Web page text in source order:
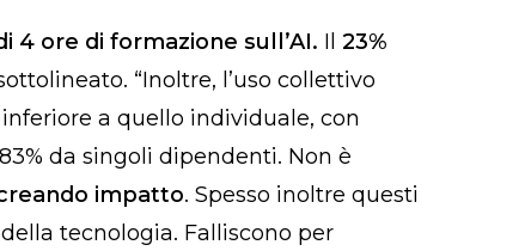
4 ore di formazione sull’AI. Il 23%
“Inoltre, l’uso collettivo
a quello individuale, con
da singoli dipendenti. Non è
impatto. Spesso inoltre questi
tecnologia. Falliscono per